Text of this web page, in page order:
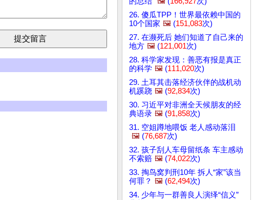
26. 傻瓜TPP！世界最依赖中国的
10个国家 🖼️ (151,083次)
27. 在濒死后 她们知道了自己来的
地方 🖼️ (121,001次)
28. 科学家发现：善恶有报是真正
的科学 🖼️ (111,020次)
29. 土耳其击落经济伙伴的战机动
机蹊跷 🖼️ (92,834次)
30. 习近平对非洲全天候朋友的经
典语录 🖼️ (91,858次)
31. 空姐蹲地喂饭 老人感动落泪
🖼️ (76,687次)
32. 孩子刮人车母留纸条 车主感动
不索赔 🖼️ (74,022次)
33. 掏鸟窝判刑10年 拆人“家”该当
何罪？ 🖼️ (62,494次)
34. 少年与一群善良人演绎“信义”